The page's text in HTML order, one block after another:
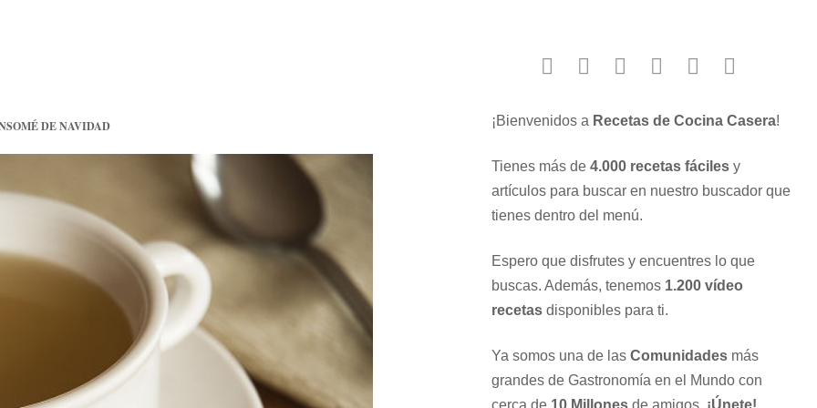
DE NAVIDAD ¡Bienvenidos a Recetas de Cocina Casera!
Tienes más de 4.000 recetas fácilesy
artículos para buscar en nuestro buscador que
tienes dentro del menú.
Espero que disfrutes y encuentres lo que
buscas. Además, tenemos 1.200 vídeo
recetasdisponibles para ti.
Ya somos una de las Comunidadesmás
grandes de Gastronomía en el Mundo con
cerca de 10 Millonesde amigos. ¡Únete!